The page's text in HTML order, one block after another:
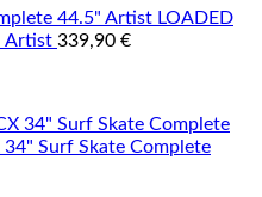
LOADED
Artist 339,90 €
34" Surf Skate Complete